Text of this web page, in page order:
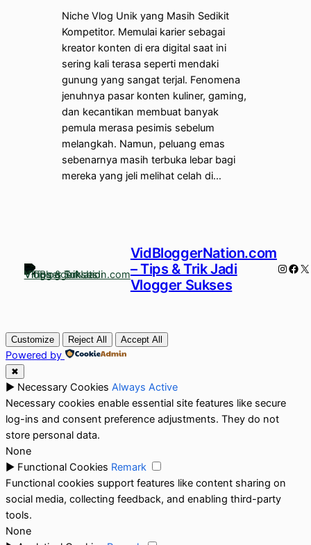
Niche Vlog Unik yang Masih Sedikit
Kompetitor. Memulai karier sebagai
kreator konten di era digital saat ini
sering kali terasa seperti mendaki
gunung yang sangat terjal. Fenomena
jenuhnya pasar konten kuliner, gaming,
dan kecantikan membuat banyak
pemula merasa pesimis sebelum
melangkah. Namun, peluang emas
sebenarnya masih terbuka lebar bagi
mereka yang jeli melihat celah di…
VidBloggerNation.com
– Tips & Trik Jadi
Vlogger Sukses
X
Customize Reject All Accept All
Powered by
✖
► Necessary Cookies Always Active
Necessary cookies enable essential site features like secure
log-ins and consent preference adjustments. They do not
store personal data.
None
► Functional Cookies Remark
Functional cookies support features like content sharing on
social media, collecting feedback, and enabling third-party
tools.
None